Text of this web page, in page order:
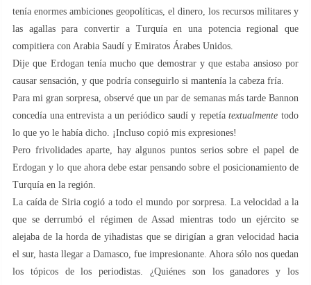
tenía enormes ambiciones geopolíticas, el dinero, los recursos militares y
las agallas para convertir a Turquía en una potencia regional que
compitiera con Arabia Saudí y Emiratos Árabes Unidos.
Dije que Erdogan tenía mucho que demostrar y que estaba ansioso por
causar sensación, y que podría conseguirlo si mantenía la cabeza fría.
Para mi gran sorpresa, observé que un par de semanas más tarde Bannon
concedía una entrevista a un periódico saudí y repetíatextualmente todo
lo que yo le había dicho. ¡Incluso copió mis expresiones!
Pero frivolidades aparte, hay algunos puntos serios sobre el papel de
Erdogan y lo que ahora debe estar pensando sobre el posicionamiento de
Turquía en la región.
La caída de Siria cogió a todo el mundo por sorpresa. La velocidad a la
que se derrumbó el régimen de Assad mientras todo un ejército se
alejaba de la horda de yihadistas que se dirigían a gran velocidad hacia
el sur, hasta llegar a Damasco, fue impresionante. Ahora sólo nos quedan
los tópicos de los periodistas. ¿Quiénes son los ganadores y los